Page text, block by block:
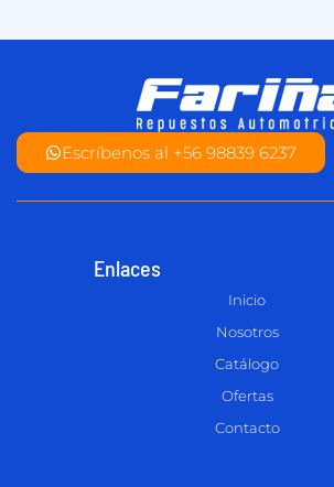
Escríbenos al +56 98839 6237
Enlaces
Inicio
Nosotros
Catálogo
Ofertas
Contacto